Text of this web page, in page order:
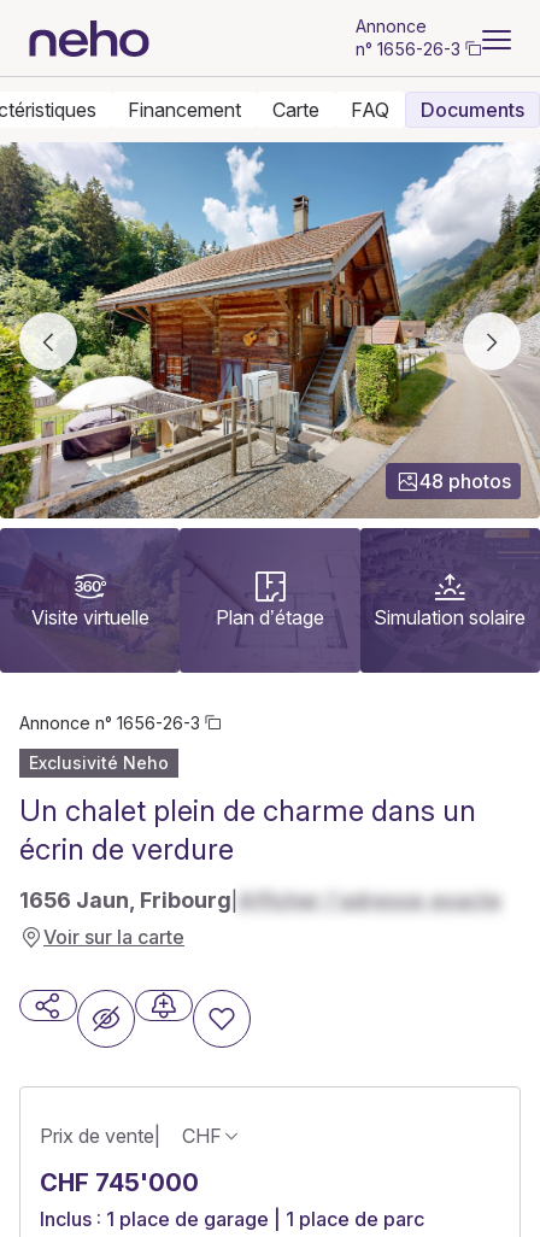
Annonce
n° 1656-26-3
Financement Carte FAQ Documents
48 photos
Visite virtuelle Plan d’étage Simulation solaire
Annonce n° 1656-26-3
Exclusivité Neho
Un chalet plein de charme dans un
écrin de verdure
1656 Jaun, Fribourg Afficher l'adresse exacte
Voir sur la carte
Prix de vente CHF
CHF 745'000
Inclus : 1 place de garage | 1 place de parc